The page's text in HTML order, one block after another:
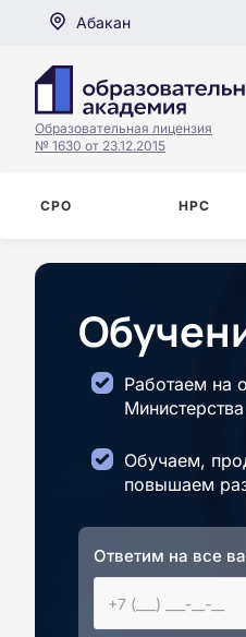
Абакан
Образовательная лицензия
№ 1630 от 23.12.2015
СРО НРС
Работаем на
Обучаем,
повышаем
Ответим на все